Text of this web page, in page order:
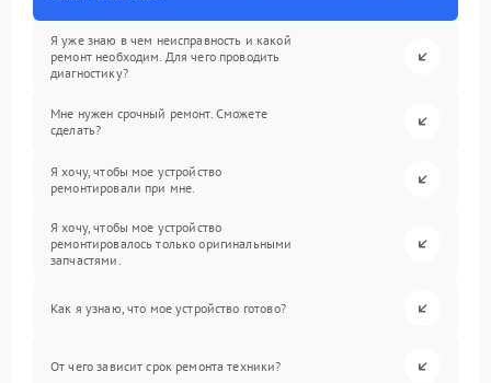
Я уже знаю в чем неисправность и какой
ремонт необходим. Для чего проводить
диагностику?
Мне нужен срочный ремонт. Сможете
сделать?
Я хочу, чтобы мое устройство
ремонтировали при мне.
Я хочу, чтобы мое устройство
ремонтировалось только оригинальными
запчастями.
Как я узнаю, что мое устройство готово?
От чего зависит срок ремонта техники?